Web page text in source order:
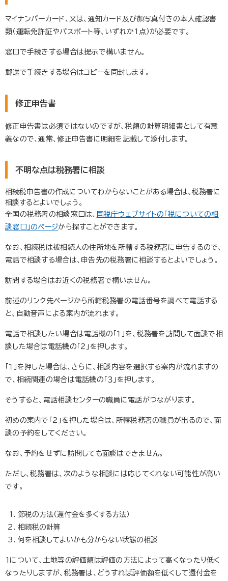
マイナンバーカード、又は、通知カード及び顔写真付きの本人確認書
類（運転免許証やパスポート等、いずれか1点）が必要です。
窓口で手続きする場合は提示で構いません。
郵送で手続きする場合はコピーを同封します。
修正申告書
修正申告書は必須ではないのですが、税額の計算明細書として有意
義なので、通常、修正申告書に明細を記載して添付します。
不明な点は税務署に相談
相続税申告書の作成についてわからないことがある場合は、税務署に
相談するとよいでしょう。
全国の税務署の相談窓口は、 国税庁ウェブサイトの「税についての相
談窓口」のページから探すことができます。
なお、相続税は被相続人の住所地を所轄する税務署に申告するので、
電話で相談する場合は、申告先の税務署に相談するとよいでしょう。
訪問する場合はお近くの税務署で構いません。
前述のリンク先ページから所轄税務署の電話番号を調べて電話する
と、自動音声による案内が流れます。
電話で相談したい場合は電話機の「１」を、税務署を訪問して面談で相
談した場合は電話機の「２」を押します。
「１」を押した場合は、さらに、相談内容を選択する案内が流れますの
で、相続関連の場合は電話機の「３」を押します。
そうすると、電話相談センターの職員に電話がつながります。
初めの案内で「２」を押した場合は、所轄税務署の職員が出るので、面
談の予約をしてください。
なお、予約をせずに訪問しても面談はできません。
ただし、税務署は、次のような相談には応じてくれない可能性が高い
です。
節税の方法（還付金を多くする方法）
相続税の計算
何を相談してよいかも分からない状態の相談
1について、土地等の評価額は評価の方法によって高くなったり低く
なったりしますが、税務署は、どうすれば評価額を低くして還付金を